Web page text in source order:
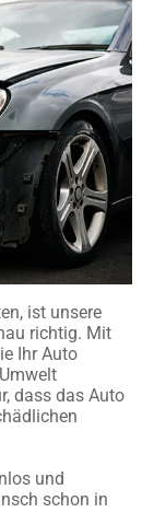
ist unsere
richtig. Mit
Ihr Auto
dass das Auto
und
schon in